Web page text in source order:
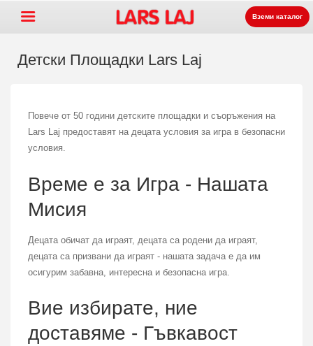
площадки
Парково и улично +
Настилки +
За нас
Заявка на каталог
Lars Laj on Facebook
Вземи каталог
Детски Площадки Lars Laj
Повече от 50 години детските площадки и съоръжения на
Lars Laj предоставят на децата условия за игра в безопасни
условия.
Време е за Игра - Нашата
Мисия
Децата обичат да играят, децата са родени да играят,
децата са призвани да играят - нашата задача е да им
осигурим забавна, интересна и безопасна игра.
Вие избирате, ние
доставяме - Гъвкавост